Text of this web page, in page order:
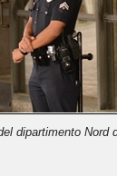
dipartimento Nord